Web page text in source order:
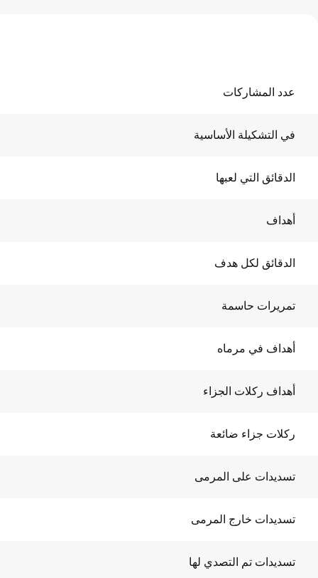
عدد المشاركات
في التشكيلة الأساسية
الدقائق التي لعبها
أهداف
الدقائق لكل هدف
تمريرات حاسمة
أهداف في مرماه
أهداف ركلات الجزاء
ركلات جزاء ضائعة
تسديدات على المرمى
تسديدات خارج المرمى
تسديدات تم التصدي لها